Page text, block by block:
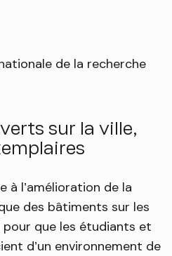
de la recherche
sur la ville,
à l’amélioration de la
des bâtiments sur les
pour que les étudiants et
d’un environnement de